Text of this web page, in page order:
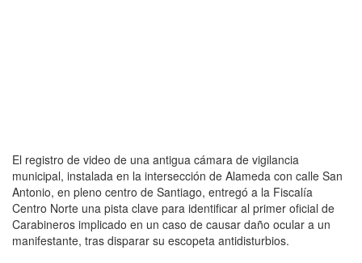
El registro de video de una antigua cámara de vigilancia
municipal, instalada en la intersección de Alameda con calle San
Antonio, en pleno centro de Santiago, entregó a la Fiscalía
Centro Norte una pista clave para identificar al primer oficial de
Carabineros implicado en un caso de causar daño ocular a un
manifestante, tras disparar su escopeta antidisturbios.